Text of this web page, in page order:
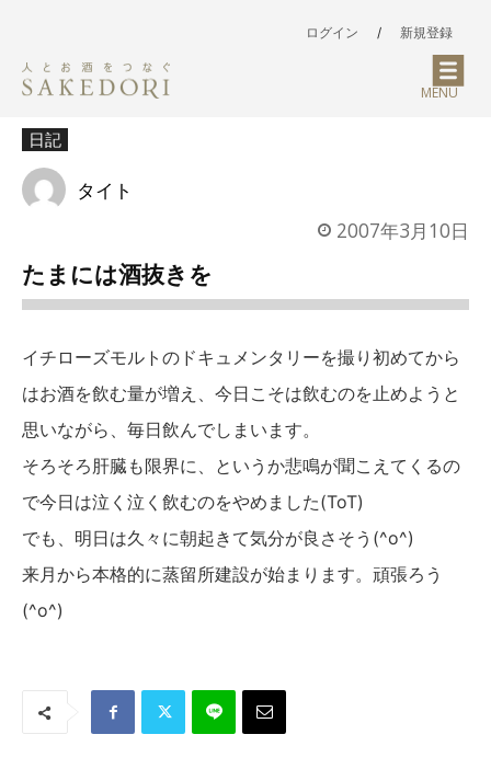
ログイン / 新規登録
MENU
日記
タイト
2007年3月10日
たまには酒抜きを
イチローズモルトのドキュメンタリーを撮り初めてから
はお酒を飲む量が増え、今日こそは飲むのを止めようと
思いながら、毎日飲んでしまいます。
そろそろ肝臓も限界に、というか悲鳴が聞こえてくるの
で今日は泣く泣く飲むのをやめました(ToT)
でも、明日は久々に朝起きて気分が良さそう(^o^)
来月から本格的に蒸留所建設が始まります。頑張ろう
(^o^)